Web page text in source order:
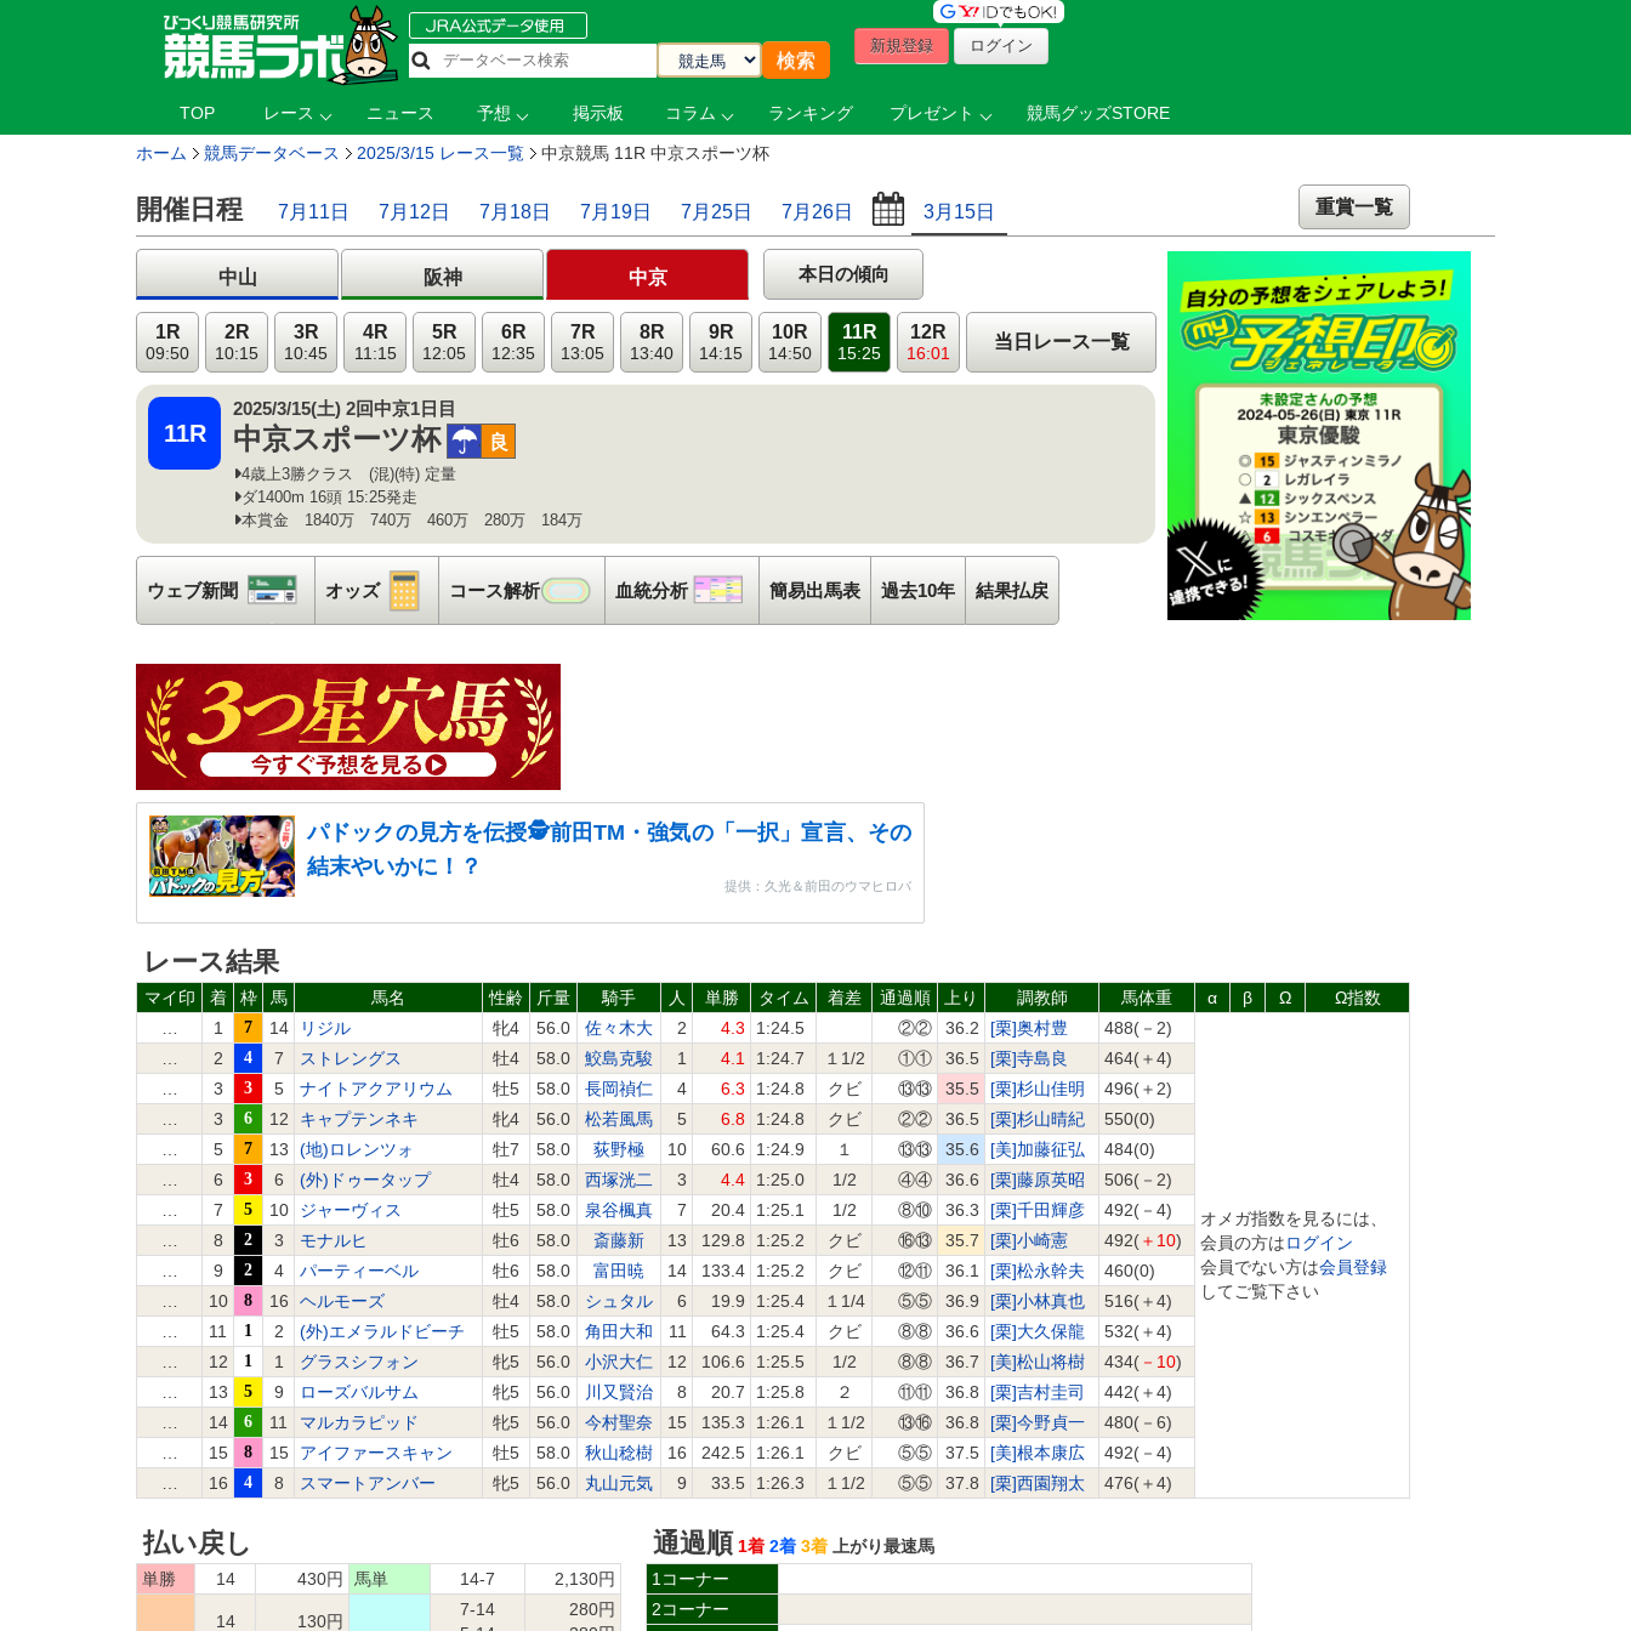
新規登録 ログイン
TOP レース ニュース 予想 掲示板 コラム ランキング プレゼント 競馬グッズSTORE
ホーム 競馬データベース 2025/3/15 レース一覧 中京競馬 11R 中京スポーツ杯
開催日程 7月11日 7月12日 7月18日 7月19日 7月25日 7月26日 3月15日 重賞一覧
中山 阪神 中京 本日の傾向
1R
09:50
2R
10:15
3R
10:45
4R
11:15
5R
12:05
6R
12:35
7R
13:05
8R
13:40
9R
14:15
10R
14:50
11R
15:25
12R
16:01
当日レース一覧
11R
2025/3/15(土) 2回中京1日目
中京スポーツ杯 小雨
良
4歳上3勝クラス (混)(特) 定量
ダ1400m 16頭 15:25発走
本賞金 1840万 740万 460万 280万 184万
ウェブ新聞 ウェブ新聞
オッズ オッズ
コース解析 コース解析
血統分析 血統分析
簡易出馬表 過去10年 結果払戻
パドックの見方を伝授🕵前田TM・強気の「一択」宣言、その
結末やいかに！？
提供：久光＆前田のウマヒロバ
レース結果
マイ印 着 枠 馬 馬名 性齢 斤量 騎手 人 単勝 タイム 着差 通過順 上り 調教師 馬体重 α β Ω
Ω指数
1 7 14 リジル 牝4 56.0 佐々木大 2 4.3 1:24.5 ②② 36.2 [栗]奥村豊 488(－2)
オメガ指数を見るには、
会員の方はログイン
会員でない方は会員登録
してご覧下さい
2 4 7 ストレングス 牡4 58.0 鮫島克駿 1 4.1 1:24.7 １1/2 ①① 36.5 [栗]寺島良
464(＋4)
3 3 5 ナイトアクアリウム 牡5 58.0 長岡禎仁 4 6.3 1:24.8 クビ ⑬⑬ 35.5 [栗]杉山佳明
496(＋2)
3 6 12 キャプテンネキ 牝4 56.0 松若風馬 5 6.8 1:24.8 クビ ②② 36.5 [栗]杉山晴紀
550(0)
5 7 13 (地)ロレンツォ 牡7 58.0 荻野極 10 60.6 1:24.9 １ ⑬⑬ 35.6 [美]加藤征弘
484(0)
6 3 6 (外)ドゥータップ 牡4 58.0 西塚洸二 3 4.4 1:25.0 1/2 ④④ 36.6 [栗]藤原英昭
506(－2)
7 5 10 ジャーヴィス 牡5 58.0 泉谷楓真 7 20.4 1:25.1 1/2 ⑧⑩ 36.3 [栗]千田輝彦
492(－4)
8 2 3 モナルヒ 牡6 58.0 斎藤新 13 129.8 1:25.2 クビ ⑯⑬ 35.7 [栗]小崎憲 492(＋10)
9 2 4 パーティーベル 牡6 58.0 富田暁 14 133.4 1:25.2 クビ ⑫⑪ 36.1 [栗]松永幹夫
460(0)
10 8 16 ヘルモーズ 牡4 58.0 シュタル 6 19.9 1:25.4 １1/4 ⑤⑤ 36.9 [栗]小林真也
516(＋4)
11 1 2 (外)エメラルドビーチ 牡5 58.0 角田大和 11 64.3 1:25.4 クビ ⑧⑧ 36.6 [栗]大久保龍
532(＋4)
12 1 1 グラスシフォン 牝5 56.0 小沢大仁 12 106.6 1:25.5 1/2 ⑧⑧ 36.7 [美]松山将樹 434( －10)
13 5 9 ローズバルサム 牝5 56.0 川又賢治 8 20.7 1:25.8 ２ ⑪⑪ 36.8 [栗]吉村圭司
442(＋4)
14 6 11 マルカラピッド 牝5 56.0 今村聖奈 15 135.3 1:26.1 １1/2 ⑬⑯ 36.8 [栗]今野貞一
480(－6)
15 8 15 アイファースキャン 牡5 58.0 秋山稔樹 16 242.5 1:26.1 クビ ⑤⑤ 37.5 [美]根本康広
492(－4)
16 4 8 スマートアンバー 牝5 56.0 丸山元気 9 33.5 1:26.3 １1/2 ⑤⑤ 37.8 [栗]西園翔太 476(＋4)
払い戻し
単勝 14 430円 馬単 14-7 2,130円
14 130円
7-14
280円
通過順 1着 2着 3着
上がり最速馬
1コーナー
2コーナー